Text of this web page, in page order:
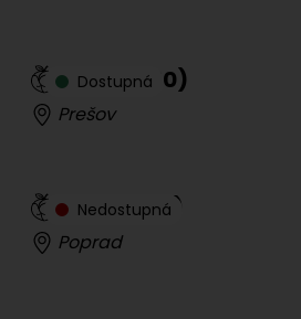
Dostupná
Raven (30)
Prešov
Nedostupná
Laura(24)
Poprad